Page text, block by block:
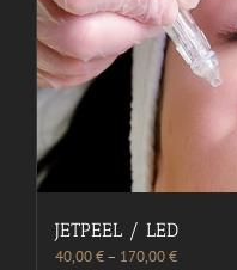
JETPEEL / LED
40,00€– 170,00€